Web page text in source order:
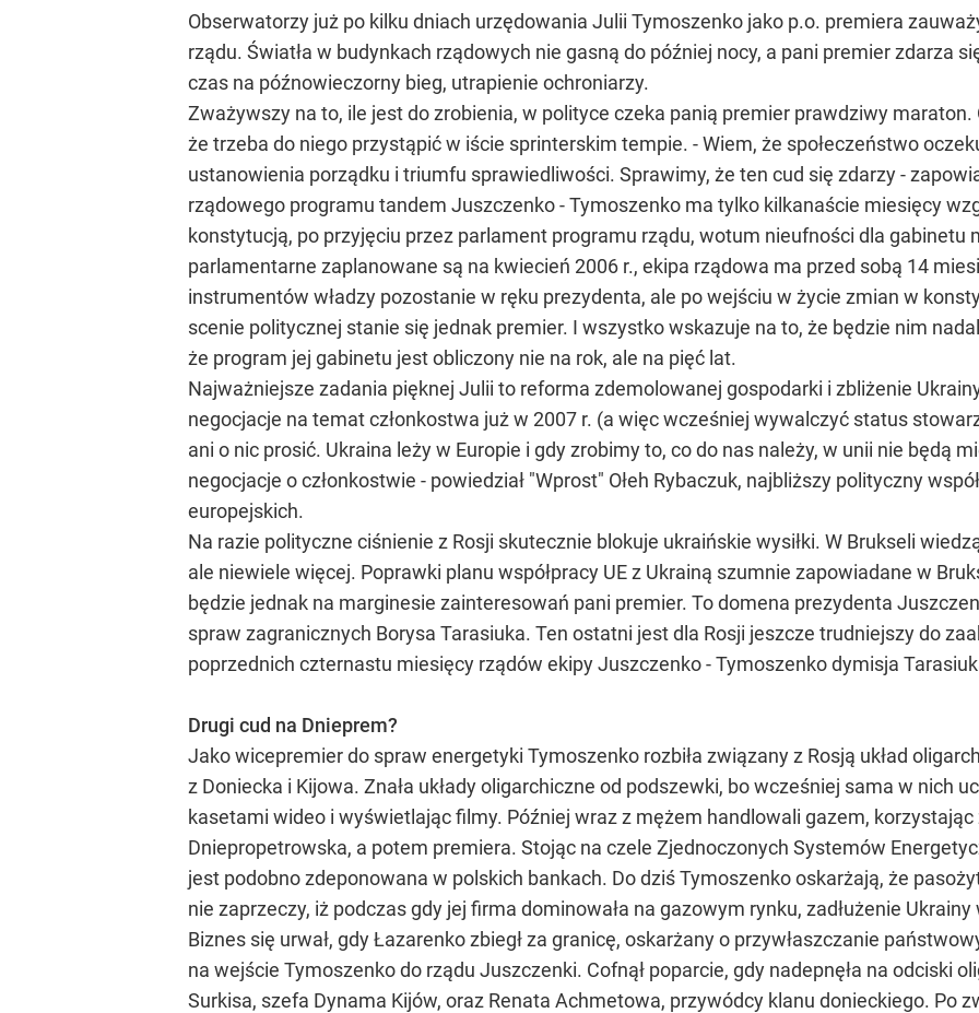
Obserwatorzy już po kilku dniach urzędowania Julii Tymoszenko jako p.o. premiera
rządu. Światła w budynkach rządowych nie gasną do później nocy, a pani premier zdarza
czas na późnowieczorny bieg, utrapienie ochroniarzy.
Zważywszy na to, ile jest do zrobienia, w polityce czeka panią premier prawdziwy
że trzeba do niego przystąpić w iście sprinterskim tempie. - Wiem, że społeczeństwo
ustanowienia porządku i triumfu sprawiedliwości. Sprawimy, że ten cud się zdarzy -
rządowego programu tandem Juszczenko - Tymoszenko ma tylko kilkanaście miesięcy
konstytucją, po przyjęciu przez parlament programu rządu, wotum nieufności dla gabinetu
parlamentarne zaplanowane są na kwiecień 2006 r., ekipa rządowa ma przed sobą 14
instrumentów władzy pozostanie w ręku prezydenta, ale po wejściu w życie zmian w
scenie politycznej stanie się jednak premier. I wszystko wskazuje na to, że będzie nim
że program jej gabinetu jest obliczony nie na rok, ale na pięć lat.
Najważniejsze zadania pięknej Julii to reforma zdemolowanej gospodarki i zbliżenie
negocjacje na temat członkostwa już w 2007 r. (a więc wcześniej wywalczyć status
ani o nic prosić. Ukraina leży w Europie i gdy zrobimy to, co do nas należy, w unii nie będą
negocjacje o członkostwie - powiedział "Wprost" Ołeh Rybaczuk, najbliższy polityczny
europejskich.
Na razie polityczne ciśnienie z Rosji skutecznie blokuje ukraińskie wysiłki. W Brukseli
ale niewiele więcej. Poprawki planu współpracy UE z Ukrainą szumnie zapowiadane w
będzie jednak na marginesie zainteresowań pani premier. To domena prezydenta
spraw zagranicznych Borysa Tarasiuka. Ten ostatni jest dla Rosji jeszcze trudniejszy do
poprzednich czternastu miesięcy rządów ekipy Juszczenko - Tymoszenko dymisja
Drugi cud na Dnieprem?
Jako wicepremier do spraw energetyki Tymoszenko rozbiła związany z Rosją układ
z Doniecka i Kijowa. Znała układy oligarchiczne od podszewki, bo wcześniej sama w nich
kasetami wideo i wyświetlając filmy. Później wraz z mężem handlowali gazem,
Dniepropetrowska, a potem premiera. Stojąc na czele Zjednoczonych Systemów
jest podobno zdeponowana w polskich bankach. Do dziś Tymoszenko oskarżają, że
nie zaprzeczy, iż podczas gdy jej firma dominowała na gazowym rynku, zadłużenie
Biznes się urwał, gdy Łazarenko zbiegł za granicę, oskarżany o przywłaszczanie
na wejście Tymoszenko do rządu Juszczenki. Cofnął poparcie, gdy nadepnęła na odciski
Surkisa, szefa Dynama Kijów, oraz Renata Achmetowa, przywódcy klanu donieckiego. Po